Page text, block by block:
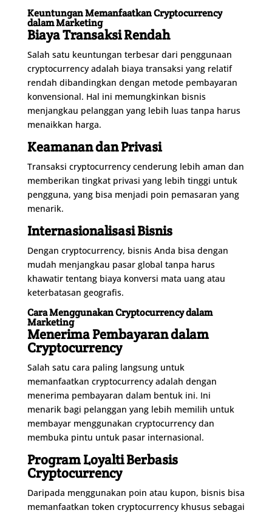
Keuntungan Memanfaatkan Cryptocurrency
dalam Marketing
Biaya Transaksi Rendah
Salah satu keuntungan terbesar dari penggunaan
cryptocurrency adalah biaya transaksi yang relatif
rendah dibandingkan dengan metode pembayaran
konvensional. Hal ini memungkinkan bisnis
menjangkau pelanggan yang lebih luas tanpa harus
menaikkan harga.
Keamanan dan Privasi
Transaksi cryptocurrency cenderung lebih aman dan
memberikan tingkat privasi yang lebih tinggi untuk
pengguna, yang bisa menjadi poin pemasaran yang
menarik.
Internasionalisasi Bisnis
Dengan cryptocurrency, bisnis Anda bisa dengan
mudah menjangkau pasar global tanpa harus
khawatir tentang biaya konversi mata uang atau
keterbatasan geografis.
Cara Menggunakan Cryptocurrency dalam
Marketing
Menerima Pembayaran dalam
Cryptocurrency
Salah satu cara paling langsung untuk
memanfaatkan cryptocurrency adalah dengan
menerima pembayaran dalam bentuk ini. Ini
menarik bagi pelanggan yang lebih memilih untuk
membayar menggunakan cryptocurrency dan
membuka pintu untuk pasar internasional.
Program Loyalti Berbasis
Cryptocurrency
Daripada menggunakan poin atau kupon, bisnis bisa
memanfaatkan token cryptocurrency khusus sebagai